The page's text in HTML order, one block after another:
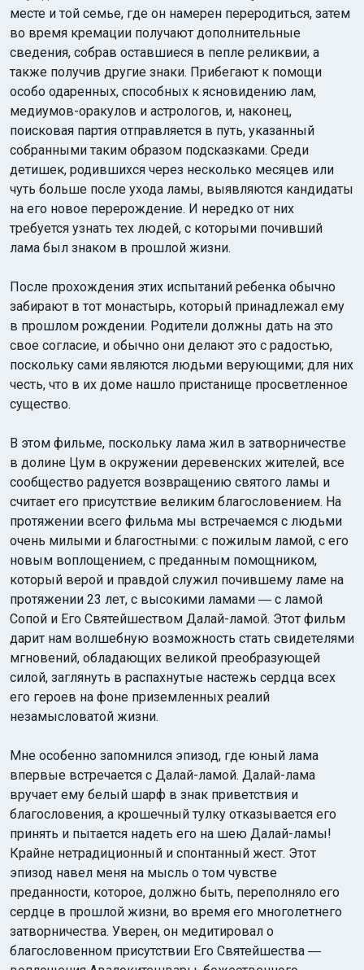
месте и той семье, где он намерен переродиться, затем
во время кремации получают дополнительные
сведения, собрав оставшиеся в пепле реликвии, а
также получив другие знаки. Прибегают к помощи
особо одаренных, способных к ясновидению лам,
медиумов-оракулов и астрологов, и, наконец,
поисковая партия отправляется в путь, указанный
собранными таким образом подсказками. Среди
детишек, родившихся через несколько месяцев или
чуть больше после ухода ламы, выявляются кандидаты
на его новое перерождение. И нередко от них
требуется узнать тех людей, с которыми почивший
лама был знаком в прошлой жизни.
После прохождения этих испытаний ребенка обычно
забирают в тот монастырь, который принадлежал ему
в прошлом рождении. Родители должны дать на это
свое согласие, и обычно они делают это с радостью,
поскольку сами являются людьми верующими; для них
честь, что в их доме нашло пристанище просветленное
существо.
В этом фильме, поскольку лама жил в затворничестве
в долине Цум в окружении деревенских жителей, все
сообщество радуется возвращению святого ламы и
считает его присутствие великим благословением. На
протяжении всего фильма мы встречаемся с людьми
очень милыми и благостными: с пожилым ламой, с его
новым воплощением, с преданным помощником,
который верой и правдой служил почившему ламе на
протяжении 23 лет, с высокими ламами ― с ламой
Сопой и Его Святейшеством Далай-ламой. Этот фильм
дарит нам волшебную возможность стать свидетелями
мгновений, обладающих великой преобразующей
силой, заглянуть в распахнутые настежь сердца всех
его героев на фоне приземленных реалий
незамысловатой жизни.
Мне особенно запомнился эпизод, где юный лама
впервые встречается с Далай-ламой. Далай-лама
вручает ему белый шарф в знак приветствия и
благословения, а крошечный тулку отказывается его
принять и пытается надеть его на шею Далай-ламы!
Крайне нетрадиционный и спонтанный жест. Этот
эпизод навел меня на мысль о том чувстве
преданности, которое, должно быть, переполняло его
сердце в прошлой жизни, во время его многолетнего
затворничества. Уверен, он медитировал о
благословенном присутствии Его Святейшества ―